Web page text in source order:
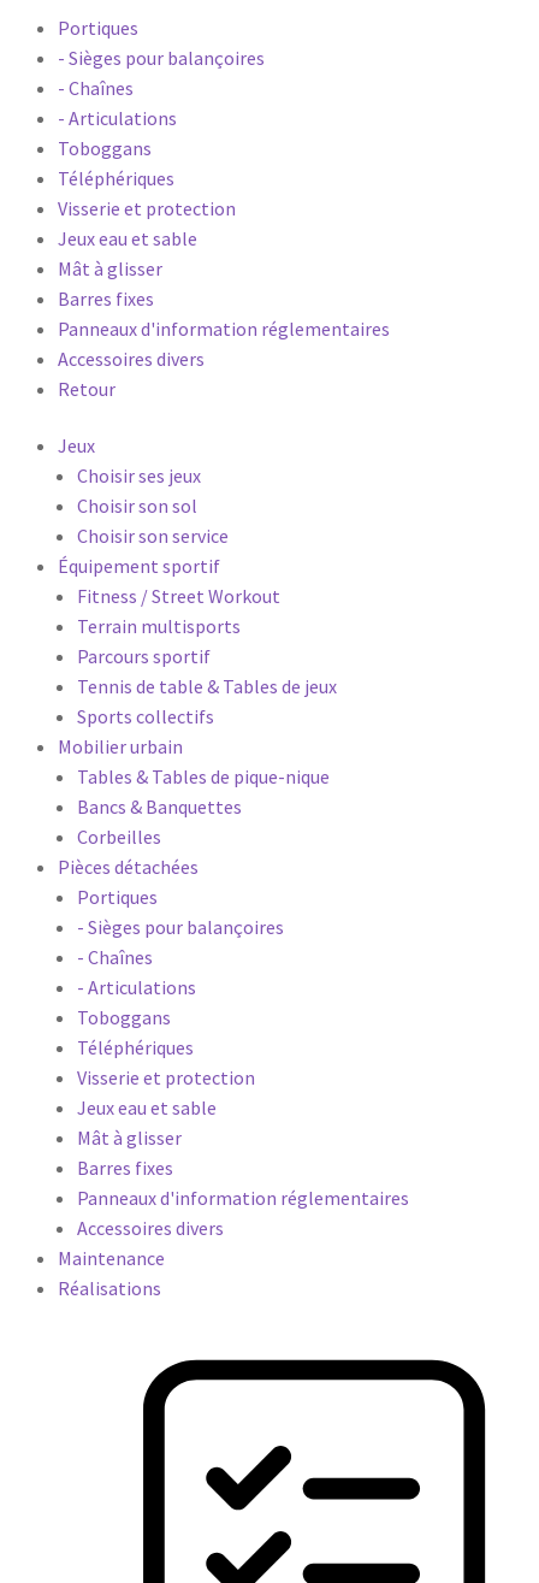
Portiques
- Sièges pour balançoires
- Chaînes
- Articulations
Toboggans
Téléphériques
Visserie et protection
Jeux eau et sable
Mât à glisser
Barres fixes
Panneaux d'information réglementaires
Accessoires divers
Retour
Jeux
Choisir ses jeux
Choisir son sol
Choisir son service
Équipement sportif
Fitness / Street Workout
Terrain multisports
Parcours sportif
Tennis de table & Tables de jeux
Sports collectifs
Mobilier urbain
Tables & Tables de pique-nique
Bancs & Banquettes
Corbeilles
Pièces détachées
Portiques
- Sièges pour balançoires
- Chaînes
- Articulations
Toboggans
Téléphériques
Visserie et protection
Jeux eau et sable
Mât à glisser
Barres fixes
Panneaux d'information réglementaires
Accessoires divers
Maintenance
Réalisations